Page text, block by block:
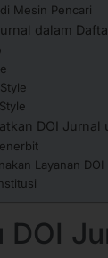
Mesin Pencari
dalam
DOI Jurnal
Layanan DOI
DOI